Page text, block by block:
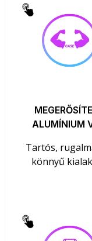
ALUMÍNIUM
Tartós,
könnyű